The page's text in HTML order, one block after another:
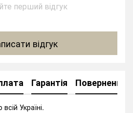
перший відгук
відгук
Гарантія Повернення
Україні.